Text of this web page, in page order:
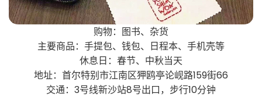
购物：图书、杂货
主要商品：手提包、钱包、日程本、手机壳等
休息日：春节、中秋当天
地址：首尔特别市江南区狎鸥亭论岘路159街66
交通：3号线新沙站8号出口，步行10分钟